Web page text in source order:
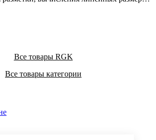
других параметров.
Все товары RGK
Все товары категории